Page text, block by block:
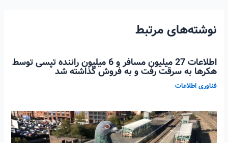
نوشته‌های مرتبط
اطلاعات 27 میلیون مسافر و 6 میلیون راننده تپسی توسط
هکرها به سرقت رفت و به فروش گذاشته شد
فناوری اطلاعات